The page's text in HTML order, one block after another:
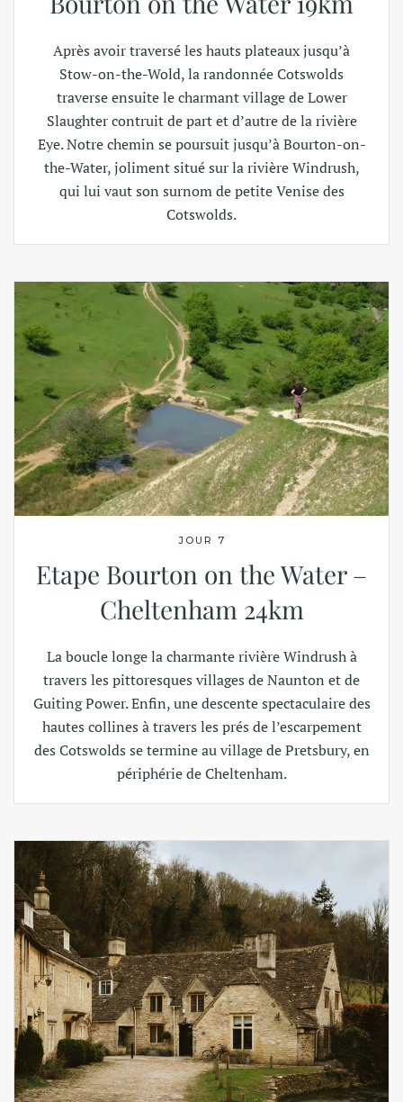
Après avoir traversé les hauts plateaux jusqu’à
Stow-on-the-Wold, la randonnée Cotswolds
traverse ensuite le charmant village de Lower
Slaughter contruit de part et d’autre de la rivière
Eye. Notre chemin se poursuit jusqu’à Bourton-on-
the-Water, joliment situé sur la rivière Windrush,
qui lui vaut son surnom de petite Venise des
Cotswolds.
JOUR 7
Etape Bourton on the Water –
Cheltenham 24km
La boucle longe la charmante rivière Windrush à
travers les pittoresques villages de Naunton et de
Guiting Power. Enfin, une descente spectaculaire des
hautes collines à travers les prés de l’escarpement
des Cotswolds se termine au village de Pretsbury, en
périphérie de Cheltenham.